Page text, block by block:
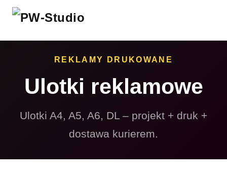
REKLAMY DRUKOWANE
Ulotki reklamowe
Ulotki A4, A5, A6, DL – projekt + druk +
dostawa kurierem.